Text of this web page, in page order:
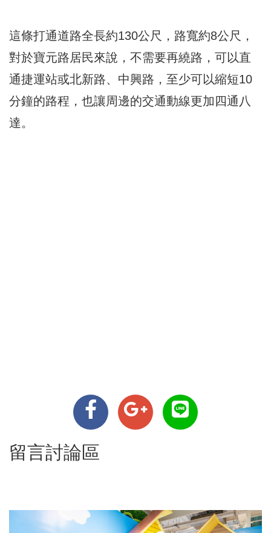
這條打通道路全長約130公尺，路寬約8公尺，
對於寶元路居民來說，不需要再繞路，可以直
通捷運站或北新路、中興路，至少可以縮短10
分鐘的路程，也讓周邊的交通動線更加四通八
達。
留言討論區